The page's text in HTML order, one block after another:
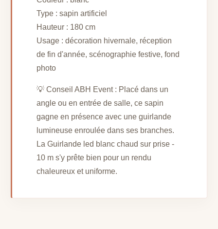
Type : sapin artificiel
Hauteur : 180 cm
Usage : décoration hivernale, réception
de fin d'année, scénographie festive, fond
photo
💡 Conseil ABH Event : Placé dans un
angle ou en entrée de salle, ce sapin
gagne en présence avec une guirlande
lumineuse enroulée dans ses branches.
La Guirlande led blanc chaud sur prise -
10 m s'y prête bien pour un rendu
chaleureux et uniforme.